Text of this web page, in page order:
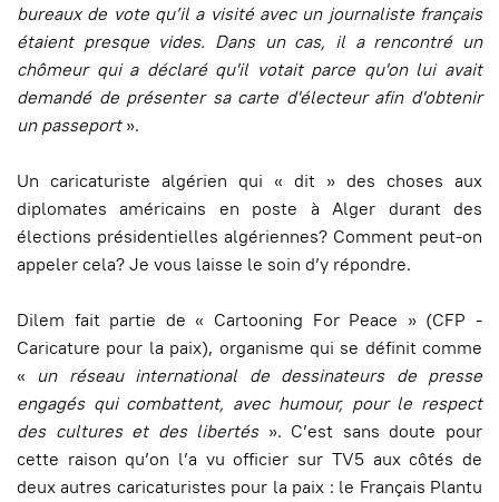
bureaux de vote qu’il a visité avec un journaliste français
étaient presque vides. Dans un cas, il a rencontré un
chômeur qui a déclaré qu'il votait parce qu'on lui avait
demandé de présenter sa carte d'électeur afin d'obtenir
un passeport».
Un caricaturiste algérien qui « dit » des choses aux
diplomates américains en poste à Alger durant des
élections présidentielles algériennes? Comment peut-on
appeler cela? Je vous laisse le soin d’y répondre.
Dilem fait partie de « Cartooning For Peace » (CFP -
Caricature pour la paix), organisme qui se définit comme
« un réseau international de dessinateurs de presse
engagés qui combattent, avec humour, pour le respect
des cultures et des libertés». C’est sans doute pour
cette raison qu’on l’a vu officier sur TV5 aux côtés de
deux autres caricaturistes pour la paix : le Français Plantu